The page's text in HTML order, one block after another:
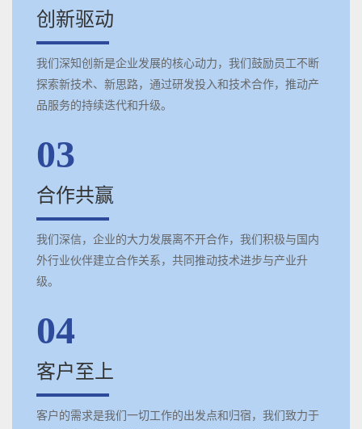
创新驱动
我们深知创新是企业发展的核心动力，我们鼓励员工不断
探索新技术、新思路，通过研发投入和技术合作，推动产
品服务的持续迭代和升级。
03
合作共赢
我们深信，企业的大力发展离不开合作，我们积极与国内
外行业伙伴建立合作关系，共同推动技术进步与产业升
级。
04
客户至上
客户的需求是我们一切工作的出发点和归宿，我们致力于